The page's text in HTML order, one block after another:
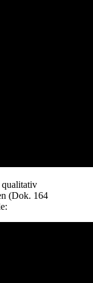
qualitativ
(Dok. 164